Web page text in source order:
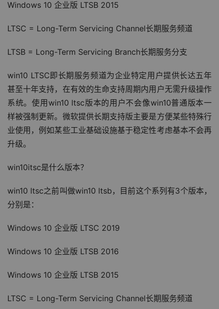
Windows 10 企业版 LTSB 2015
LTSC = Long-Term Servicing Channel长期服务频道
LTSB = Long-Term Servicing Branch长期服务分支
win10 LTSC即长期服务频道为企业特定用户提供长达五年
甚至十年支持，在有效的生命支持周期内用户无需升级操作
系统。使用win10 ltsc版本的用户不会像win10普通版本一
样被强制更新。微软提供长期支持版主要是方便某些特殊行
业使用，例如某些工业基础设施基于稳定性考虑基本不会再
升级。
win10itsc是什么版本？
win10 ltsc之前叫做win10 ltsb，目前这个系列有3个版本，
分别是：
Windows 10 企业版 LTSC 2019
Windows 10 企业版 LTSB 2016
Windows 10 企业版 LTSB 2015
LTSC = Long-Term Servicing Channel长期服务频道